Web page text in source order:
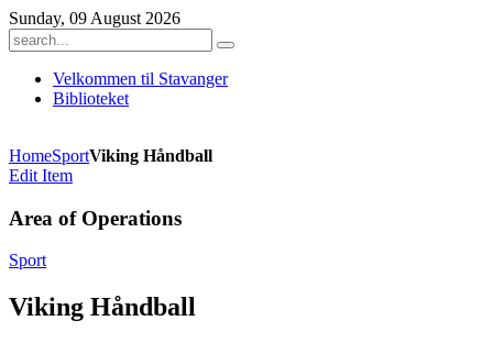
Sunday, 09 August 2026
Velkommen til Stavanger
Biblioteket
HomeSportViking Håndball
Edit Item
Area of Operations
Sport
Viking Håndball